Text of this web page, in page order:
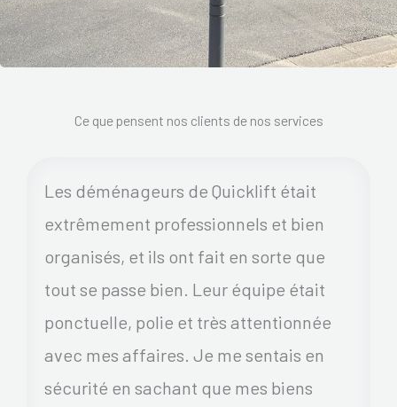
Ce que pensent nos clients de nos services
Les déménageurs de Quicklift était
extrêmement professionnels et bien
organisés, et ils ont fait en sorte que
tout se passe bien. Leur équipe était
ponctuelle, polie et très attentionnée
avec mes affaires. Je me sentais en
sécurité en sachant que mes biens